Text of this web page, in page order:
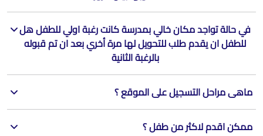
في حالة تواجد مكان خالي بمدرسة كانت رغبة اولي للطفل هل
للطفل ان يقدم طلب للتحويل لها مرة أخري بعد ان تم قبوله
بالرغبة الثانية
ماهى مراحل التسجيل على الموقع ؟
ممكن اقدم لاكثر من طفل ؟